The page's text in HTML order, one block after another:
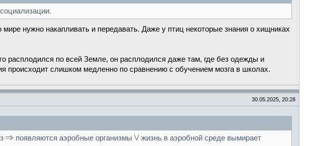
нужно накапливать и передавать. Даже у птиц некоторые знания о хищниках
расплодился по всей Земле, он расплодился даже там, где без одежды и
происходит слишком медленно по сравнению с обучением мозга в школах.
30.05.2025, 20:28
появляются аэробные организмы
жизнь в аэробной среде вымирает